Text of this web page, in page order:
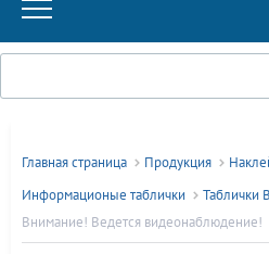
Главная страница Продукция
Информационые таблички
Таблички
Внимание! Ведется видеонаблюдение!